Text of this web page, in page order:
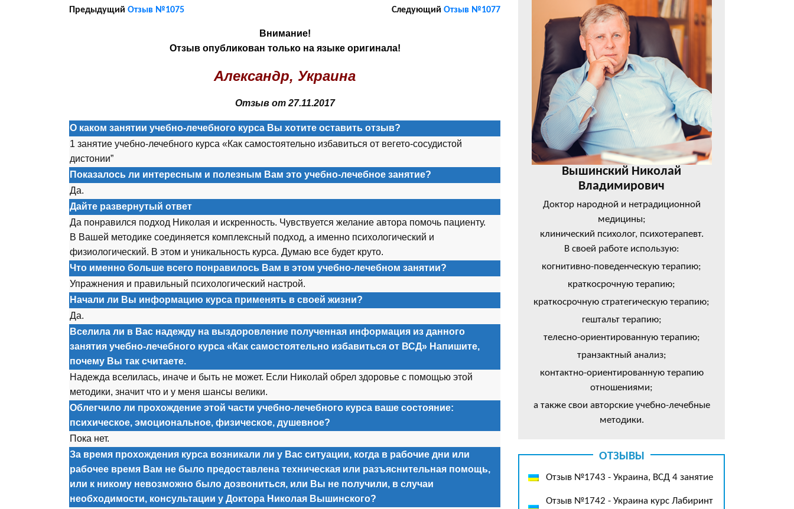
Предыдущий Отзыв №1075 Следующий Отзыв №1077
Внимание!
Отзыв опубликован только на языке оригинала!
Александр, Украина
Отзыв от 27.11.2017
О каком занятии учебно-лечебного курса Вы хотите оставить отзыв?
1 занятие учебно-лечебного курса «Как самостоятельно избавиться от вегето-сосудистой
дистонии”
Показалось ли интересным и полезным Вам это учебно-лечебное занятие?
Да.
Дайте развернутый ответ
Да понравился подход Николая и искренность. Чувствуется желание автора помочь пациенту.
В Вашей методике соединяется комплексный подход, а именно психологический и
физиологический. В этом и уникальность курса. Думаю все будет круто.
Что именно больше всего понравилось Вам в этом учебно-лечебном занятии?
Упражнения и правильный психологический настрой.
Начали ли Вы информацию курса применять в своей жизни?
Да.
Вселила ли в Вас надежду на выздоровление полученная информация из данного
занятия учебно-лечебного курса «Как самостоятельно избавиться от ВСД» Напишите,
почему Вы так считаете.
Надежда вселилась, иначе и быть не может. Если Николай обрел здоровье с помощью этой
методики, значит что и у меня шансы велики.
Облегчило ли прохождение этой части учебно-лечебного курса ваше состояние:
психическое, эмоциональное, физическое, душевное?
Пока нет.
За время прохождения курса возникали ли у Вас ситуации, когда в рабочие дни или
рабочее время Вам не было предоставлена техническая или разъяснительная помощь,
или к никому невозможно было дозвониться, или Вы не получили, в случаи
необходимости, консультации у Доктора Николая Вышинского?
Вышинский Николай
Владимирович
Доктор народной и нетрадиционной
медицины;
клинический психолог, психотерапевт.
В своей работе использую:
когнитивно-поведенческую терапию;
краткосрочную терапию;
краткосрочную стратегическую терапию;
гештальт терапию;
телесно-ориентированную терапию;
транзактный анализ;
контактно-ориентированную терапию
отношениями;
а также свои авторские учебно-лечебные
методики.
ОТЗЫВЫ
Отзыв №1743 - Украина, ВСД 4 занятие
Отзыв №1742 - Украина курс Лабиринт